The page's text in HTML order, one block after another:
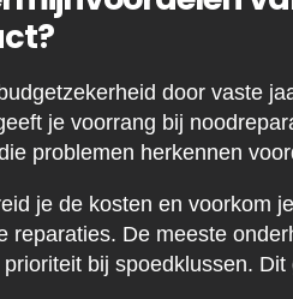
door vaste
je voorrang bij
problemen herkennen
je de kosten en voorkom
reparaties. De meeste
bij spoedklussen.